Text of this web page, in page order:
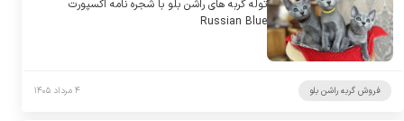
توله گربه های راشن بلو با شجره نامه اکسپورت
Russian Blue
فروش گربه راشن بلو ۴ مرداد ۱۴۰۵